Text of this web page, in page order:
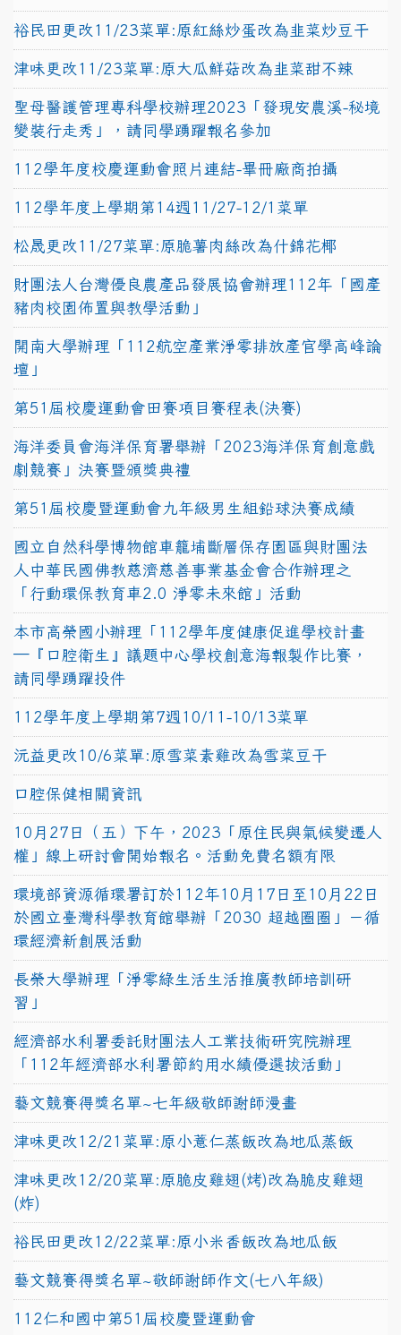
裕民田更改11/23菜單:原紅絲炒蛋改為韭菜炒豆干
津味更改11/23菜單:原大瓜鮮菇改為韭菜甜不辣
聖母醫護管理專科學校辦理2023「發現安農溪-秘境
變裝行走秀」，請同學踴躍報名參加
112學年度校慶運動會照片連結-畢冊廠商拍攝
112學年度上學期第14週11/27-12/1菜單
松晟更改11/27菜單:原脆薯肉絲改為什錦花椰
財團法人台灣優良農產品發展協會辦理112年「國產
豬肉校園佈置與教學活動」
開南大學辦理「112航空產業淨零排放產官學高峰論
壇」
第51屆校慶運動會田賽項目賽程表(決賽)
海洋委員會海洋保育署舉辦「2023海洋保育創意戲
劇競賽」決賽暨頒獎典禮
第51屆校慶暨運動會九年級男生組鉛球決賽成績
國立自然科學博物館車籠埔斷層保存園區與財團法
人中華民國佛教慈濟慈善事業基金會合作辦理之
「行動環保教育車2.0 淨零未來館」活動
本市高榮國小辦理「112學年度健康促進學校計畫
─『口腔衛生』議題中心學校創意海報製作比賽，
請同學踴躍投件
112學年度上學期第7週10/11-10/13菜單
沅益更改10/6菜單:原雪菜素雞改為雪菜豆干
口腔保健相關資訊
10月27日（五）下午，2023「原住民與氣候變遷人
權」線上研討會開始報名。活動免費名額有限
環境部資源循環署訂於112年10月17日至10月22日
於國立臺灣科學教育館舉辦「2030 超越圈圈」－循
環經濟新創展活動
長榮大學辦理「淨零綠生活生活推廣教師培訓研
習」
經濟部水利署委託財團法人工業技術研究院辦理
「112年經濟部水利署節約用水績優選拔活動」
藝文競賽得獎名單~七年級敬師謝師漫畫
津味更改12/21菜單:原小薏仁蒸飯改為地瓜蒸飯
津味更改12/20菜單:原脆皮雞翅(烤)改為脆皮雞翅
(炸)
裕民田更改12/22菜單:原小米香飯改為地瓜飯
藝文競賽得獎名單~敬師謝師作文(七八年級)
112仁和國中第51屆校慶暨運動會